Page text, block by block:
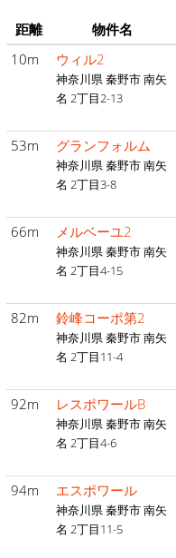
距離 物件名
10m
ウィル2
神奈川県 秦野市 南矢
名 2丁目2-13
53m グランフォルム
神奈川県 秦野市 南矢
名 2丁目3-8
66m メルベーユ2
神奈川県 秦野市 南矢
名 2丁目4-15
82m 鈴峰コーポ第2
神奈川県 秦野市 南矢
名 2丁目11-4
92m レスポワールB
神奈川県 秦野市 南矢
名 2丁目4-6
94m エスポワール
神奈川県 秦野市 南矢
名 2丁目11-5